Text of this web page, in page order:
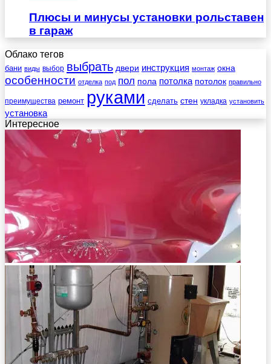
Плюсы и минусы установки рольставен
в гараж
Облако тегов
бани виды выбор выбрать двери инструкция монтаж окна
особенности отделка под пол пола потолка потолок правильно
преимущества ремонт руками сделать стен укладка установить
установка
Интересное